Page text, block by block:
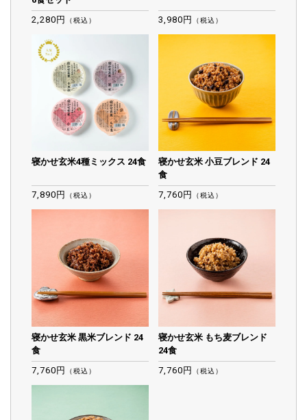
2,280円
（税込） 3,980円 （税込）
寝かせ玄米4種ミックス 24食
7,890円 （税込）
寝かせ玄米 小豆ブレンド 24
食
7,760円
（税込）
寝かせ玄米 黒米ブレンド 24
食
7,760円
（税込）
寝かせ玄米 もち麦ブレンド
24食
7,760円
（税込）